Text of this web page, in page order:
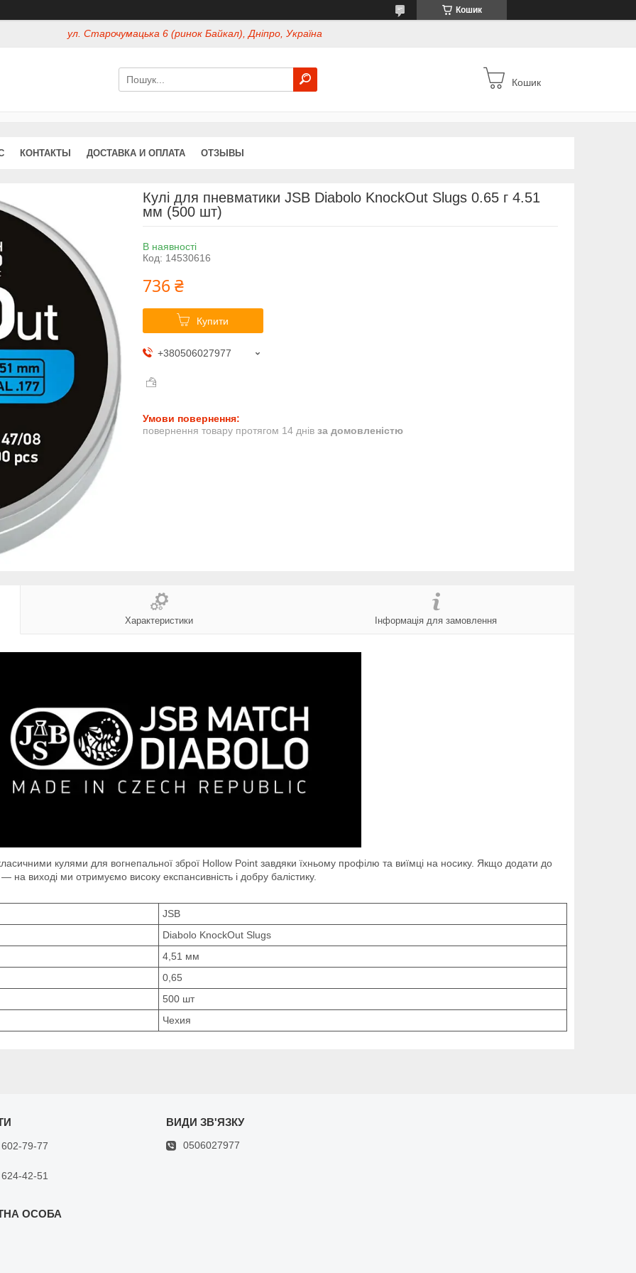
Кошик
ул. Старочумацька 6 (ринок Байкал), Дніпро, Україна
Кошик
КОНТАКТЫ ДОСТАВКА И ОПЛАТА ОТЗЫВЫ
Кулі для пневматики JSB Diabolo KnockOut Slugs 0.65 г 4.51
мм (500 шт)
В наявності
Код: 14530616
736 ₴
Купити
+380506027977
повернення товару протягом 14 днів за домовленістю
Характеристики Інформація для замовлення
кулями для вогнепальної зброї Hollow Point завдяки їхньому профілю та виїмці на носику. Якщо додати до
на виході ми отримуємо високу експансивність і добру балістику.
JSB
Diabolo KnockOut Slugs
4,51 мм
0,65
500 шт
Чехия
79-77
42-51
0506027977